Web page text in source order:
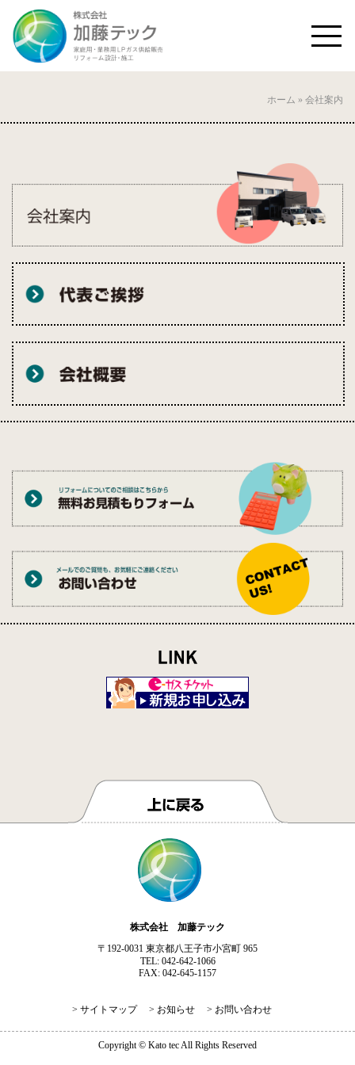
ホーム » 会社案内
株式会社 加藤テック
〒192-0031 東京都八王子市小宮町 965
TEL: 042-642-1066
FAX: 042-645-1157
> サイトマップ > お知らせ > お問い合わせ
Copyright © Kato tec All Rights Reserved